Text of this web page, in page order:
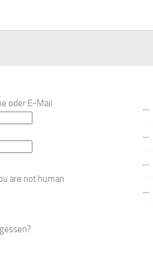
oder E-Mail
are not human